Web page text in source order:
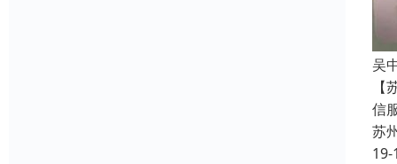
吴
信
苏
19-